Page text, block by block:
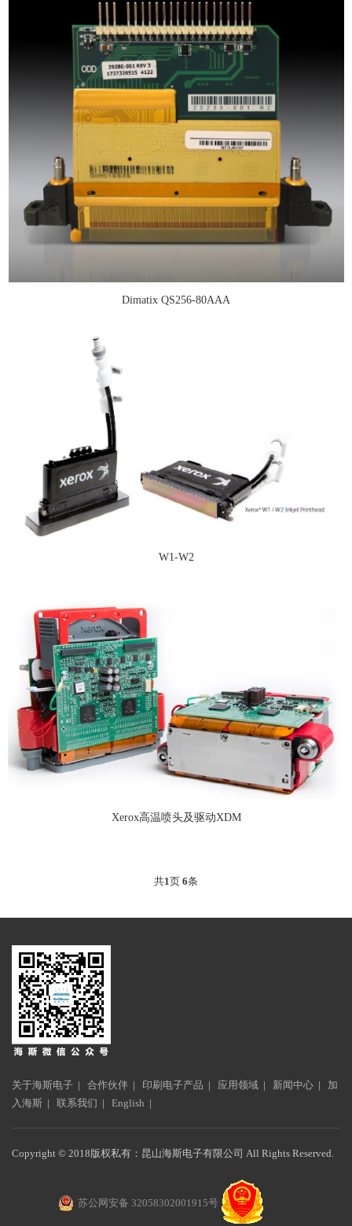
Dimatix QS256-80AAA
W1-W2
Xerox高温喷头及驱动XDM
共1页 6条
关于海斯电子 | 合作伙伴 | 印刷电子产品 | 应用领域 | 新闻中心 | 加
入海斯 | 联系我们 | English |
Copyright © 2018版权私有：昆山海斯电子有限公司 All Rights Reserved.
苏公网安备 32058302001915号